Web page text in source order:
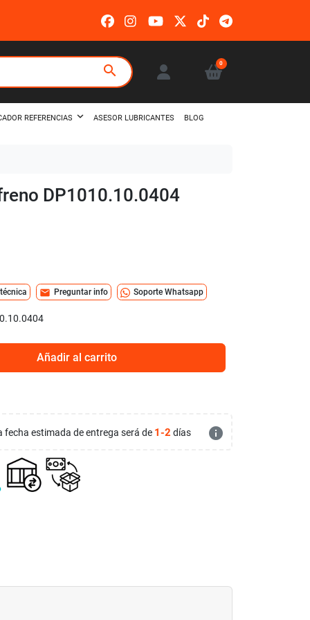
search 0
REFERENCIAS ASESOR LUBRICANTES BLOG
DP1010.10.0404
mail Preguntar info Soporte Whatsapp
Añadir al carrito
fecha estimada de entrega será de 1-2 días info